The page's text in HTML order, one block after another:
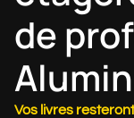
de
Vos livres